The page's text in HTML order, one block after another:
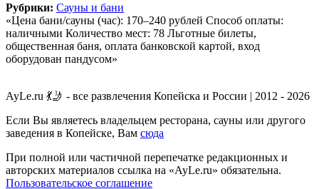
Рубрики: Сауны и бани
«Цена бани/сауны (час): 170–240 рублей Способ оплаты:
наличными Количество мест: 78 Льготные билеты,
общественная баня, оплата банковской картой, вход
оборудован пандусом»
AyLe.ru 💃🤳 - все развлечения Копейска и России | 2012 - 2026
Если Вы являетесь владельцем ресторана, сауны или другого
заведения в Копейске, Вам сюда
При полной или частичной перепечатке редакционных и
авторских материалов ссылка на «AyLe.ru» обязательна.
Пользовательское соглашение